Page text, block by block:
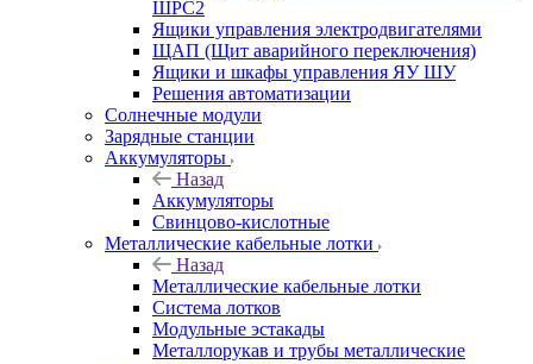
ШРС2
Ящики управления электродвигателями
ЩАП (Щит аварийного переключения)
Ящики и шкафы управления ЯУ ШУ
Решения автоматизации
Солнечные модули
Зарядные станции
Аккумуляторы
Назад
Аккумуляторы
Свинцово-кислотные
Металлические кабельные лотки
Назад
Металлические кабельные лотки
Система лотков
Модульные эстакады
Металлорукав и трубы металлические